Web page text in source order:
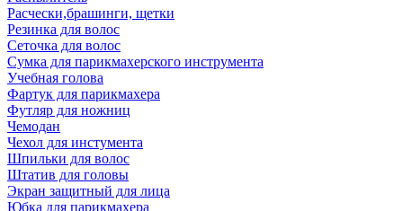
Расчески,брашинги, щетки
Резинка для волос
Сеточка для волос
Сумка для парикмахерского инструмента
Учебная голова
Фартук для парикмахера
Футляр для ножниц
Чемодан
Чехол для инстумента
Шпильки для волос
Штатив для головы
Экран защитный для лица
Юбка для парикмахера